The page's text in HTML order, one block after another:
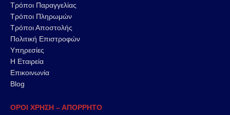
Τρόποι Παραγγελίας
Τρόποι Πληρωμών
Τρόποι Αποστολής
Πολιτική Επιστροφών
Υπηρεσίες
Η Εταιρεία
Επικοινωνία
Blog
ΟΡΟΙ ΧΡΗΣΗ – ΑΠΟΡΡΗΤΟ